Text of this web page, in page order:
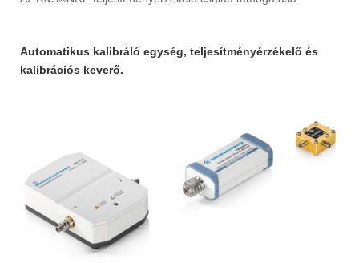
Automatikus kalibráló egység, teljesítményérzékelő és
kalibrációs keverő.